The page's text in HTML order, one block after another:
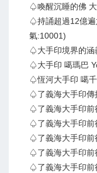
♤喚醒沉睡的佛
♤持誦超過12億
氣:10001)
♤大手印境界的涵
♤大手印 噶瑪巴
♤恆河大手印 噶
♤了義海大手印傳
♤了義海大手印前
♤了義海大手印前
♤了義海大手印前
♤了義海大手印前
♤了義海大手印前